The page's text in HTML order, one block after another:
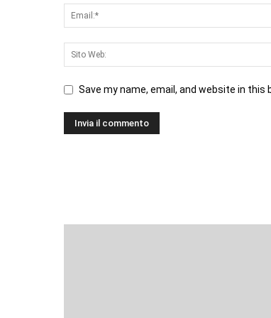
Save my name, email, and website in